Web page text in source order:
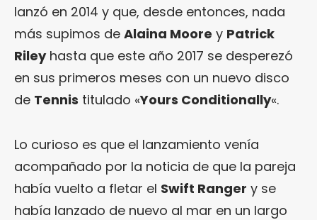
lanzó en 2014 y que, desde entonces, nada
más supimos de Alaina Moore y Patrick
Rileyhasta que este año 2017 se desperezó
en sus primeros meses con un nuevo disco
de Tennis titulado «Yours Conditionally«.
Lo curioso es que el lanzamiento venía
acompañado por la noticia de que la pareja
había vuelto a fletar el Swift Ranger y se
había lanzado de nuevo al mar en un largo